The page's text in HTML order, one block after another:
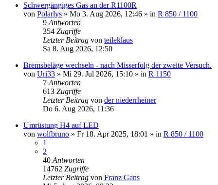
Schwergängiges Gas an der R1100R
von Polarlys » Mo 3. Aug 2026, 12:46 » in R 850 / 1100
9 Antworten
354 Zugriffe
Letzter Beitrag von teileklaus
Sa 8. Aug 2026, 12:50
Bremsbeläge wechseln - nach Misserfolg der zweite Versuch.
von Uri33 » Mi 29. Jul 2026, 15:10 » in R 1150
7 Antworten
613 Zugriffe
Letzter Beitrag von der niederrheiner
Do 6. Aug 2026, 11:36
Umrüstung H4 auf LED
von wolfbruno » Fr 18. Apr 2025, 18:01 » in R 850 / 1100
1
2
40 Antworten
14762 Zugriffe
Letzter Beitrag von Franz Gans